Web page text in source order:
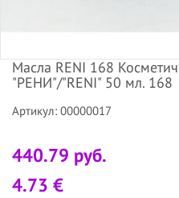
Масла RENI 168
"РЕНИ"/"RENI" 50 мл. 168
Артикул: 00000017
440.79 руб.
4.73 €